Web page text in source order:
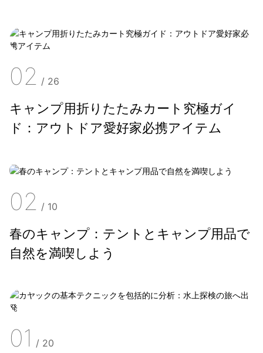
02 / 26
キャンプ用折りたたみカート究極ガイ
ド：アウトドア愛好家必携アイテム
02 / 10
春のキャンプ：テントとキャンプ用品で
自然を満喫しよう
01 / 20